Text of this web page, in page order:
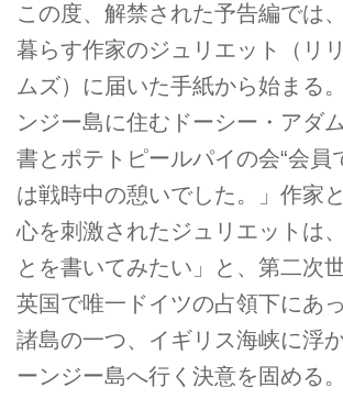
この度、解禁された予告編では
暮らす作家のジュリエット（リ
ムズ）に届いた手紙から始まる
ンジー島に住むドーシー・アダ
書とポテトピールパイの会“会員
は戦時中の憩いでした。」作家
心を刺激されたジュリエットは
とを書いてみたい」と、第二次
英国で唯一ドイツの占領下にあ
諸島の一つ、イギリス海峡に浮
ーンジー島へ行く決意を固める